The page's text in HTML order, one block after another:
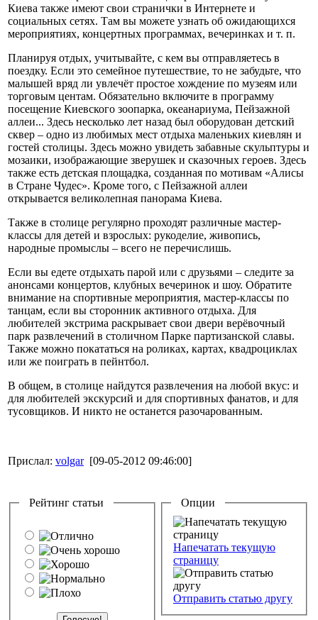
Киева также имеют свои странички в Интернете и
социальных сетях. Там вы можете узнать об ожидающихся
мероприятиях, концертных программах, вечеринках и т. п.
Планируя отдых, учитывайте, с кем вы отправляетесь в
поездку. Если это семейное путешествие, то не забудьте, что
малышей вряд ли увлечёт простое хождение по музеям или
торговым центам. Обязательно включите в программу
посещение Киевского зоопарка, океанариума, Пейзажной
аллеи... Здесь несколько лет назад был оборудован детский
сквер – одно из любимых мест отдыха маленьких киевлян и
гостей столицы. Здесь можно увидеть забавные скульптуры и
мозаики, изображающие зверушек и сказочных героев. Здесь
также есть детская площадка, созданная по мотивам «Алисы
в Стране Чудес». Кроме того, с Пейзажной аллеи
открывается великолепная панорама Киева.
Также в столице регулярно проходят различные мастер-
классы для детей и взрослых: рукоделие, живопись,
народные промыслы – всего не перечислишь.
Если вы едете отдыхать парой или с друзьями – следите за
анонсами концертов, клубных вечеринок и шоу. Обратите
внимание на спортивные мероприятия, мастер-классы по
танцам, если вы сторонник активного отдыха. Для
любителей экстрима раскрывает свои двери верёвочный
парк развлечений в столичном Парке партизанской славы.
Также можно покататься на роликах, картах, квадроциклах
или же поиграть в пейнтбол.
В общем, в столице найдутся развлечения на любой вкус: и
для любителей экскурсий и для спортивных фанатов, и для
тусовщиков. И никто не останется разочарованным.
Прислал: volgar [09-05-2012 09:46:00]
Рейтинг статьи Опции
Напечатать текущую
страницу
Отправить статью другу